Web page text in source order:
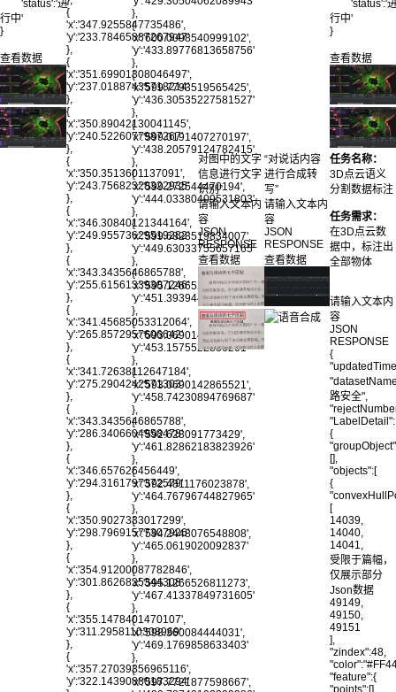
'status':'进
行中'
}
查看数据
{
'x':'347.9255847735486',
'y':'233.78465887267947'
},
{
'x':'351.69901308046497',
'y':'237.01887435718214'
},
{
'x':'350.89042130041145',
'y':'240.5226077987267'
},
{
'x':'350.3513601137091',
'y':'243.75682328322935'
},
{
'x':'346.30840121344164',
'y':'249.95573629519282'
},
{
'x':'343.3435646865788',
'y':'255.61561339307246'
},
{
'x':'341.45685053312064',
'y':'265.8572957606642'
},
{
'x':'341.72638112647184',
'y':'275.2904242571303'
},
{
'x':'343.3435646865788',
'y':'286.3406604958478'
},
{
'x':'346.657626456449',
'y':'294.3161797372579'
},
{
'x':'350.9027333017299',
'y':'298.79691577307926'
},
{
'x':'354.91200087782846',
'y':'301.8626825344308'
},
{
'x':'355.1478401470107',
'y':'311.2958110308969'
},
{
'x':'357.27039356965116',
'y':'322.14390880183294'
},
{
'x':'600.0098540999102',
'y':'433.89776813658756'
},
{
'x':'599.7793519565425',
'y':'436.30535227581527'
},
{
'x':'599.0191407270197',
'y':'438.20579124782415'
},
{
'x':'599.272544470194',
'y':'444.03380409531803'
},
{
'x':'599.6828519834007',
'y':'449.63033755657165'
},
{
'x':'595.1266526811273',
'y':'451.39394492259584'
},
{
'x':'593.0690142865521',
'y':'453.1575522886201'
},
{
'x':'593.0690142865521',
'y':'458.74230894769687'
},
{
'x':'592.628091773429',
'y':'461.82862183823926'
},
{
'x':'592.4811176023878',
'y':'464.76796744827965'
},
{
'x':'594.2448076548808',
'y':'465.0619020092837'
},
{
'x':'595.1266526811273',
'y':'467.41337849731605'
},
{
'x':'598.360084444031',
'y':'469.1769858633403'
},
{
'x':'597.7721877598667',
'status':'
行中'
}
查看数据
对图中的文字
信息进行文字
识别”
请输入文本内
容
JSON
RESPONSE
查看数据
“对说话内容
进行合成转
写”
请输入文本内
容
JSON
RESPONSE
查看数据
任务名称：
3D点云语义
分割数据标注
任务需求：
在3D点云数
据中，标注出
全部物体
请输入文本内
容
JSON
RESPONSE
{
路安全",
"LabelDetail":
{
[],
"objects":[
{
[
14039,
14040,
14041,
受限于篇幅，
仅展示部分
Json数据
49149,
49150,
49151
],
"zindex":48,
"feature":{
"points":[],